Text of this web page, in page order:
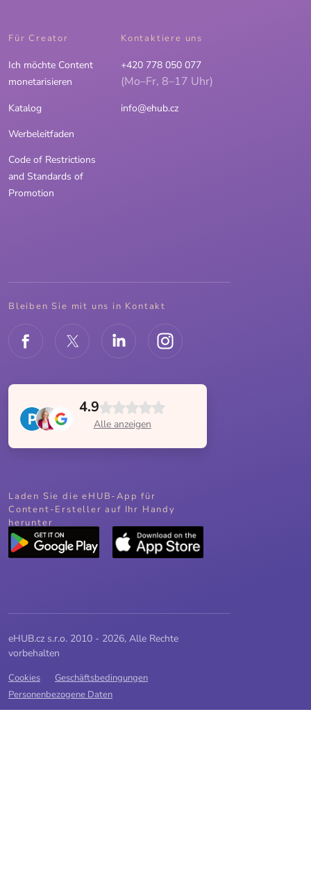
Für Creator
Ich möchte Content
monetarisieren
Katalog
Werbeleitfaden
Code of Restrictions
and Standards of
Promotion
Kontaktiere uns
+420 778 050 077
(Mo–Fr, 8–17 Uhr)
info@ehub.cz
Bleiben Sie mit uns in Kontakt
4.9
Alle anzeigen
Laden Sie die eHUB-App für
Content-Ersteller auf Ihr Handy
herunter
eHUB.cz s.r.o. 2010 - 2026, Alle Rechte
vorbehalten
Cookies
Geschäftsbedingungen
Personenbezogene Daten